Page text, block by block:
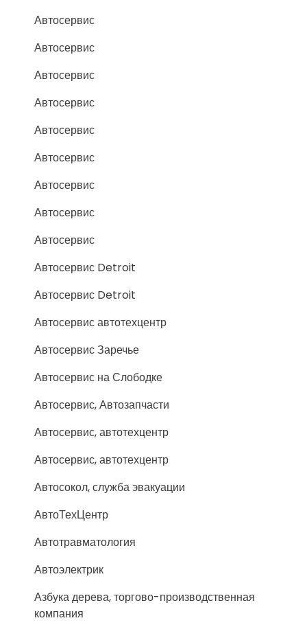
Автосервис
Автосервис
Автосервис
Автосервис
Автосервис
Автосервис
Автосервис
Автосервис
Автосервис
Автосервис Detroit
Автосервис Detroit
Автосервис автотехцентр
Автосервис Заречье
Автосервис на Слободке
Автосервис, Автозапчасти
Автосервис, автотехцентр
Автосервис, автотехцентр
Автосокол, служба эвакуации
АвтоТехЦентр
Автотравматология
Автоэлектрик
Азбука дерева, торгово-производственная
компания